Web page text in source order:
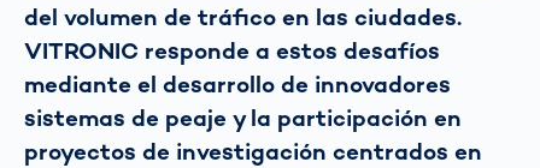
del volumen de tráfico en las ciudades.
VITRONIC responde a estos desafíos
mediante el desarrollo de innovadores
sistemas de peaje y la participación en
proyectos de investigación centrados en